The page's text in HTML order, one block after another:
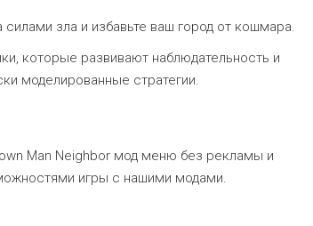
зла и избавьте ваш город от кошмара.
которые развивают наблюдательность и
моделированные стратегии.
Man Neighbor мод меню без рекламы и
игры с нашими модами.